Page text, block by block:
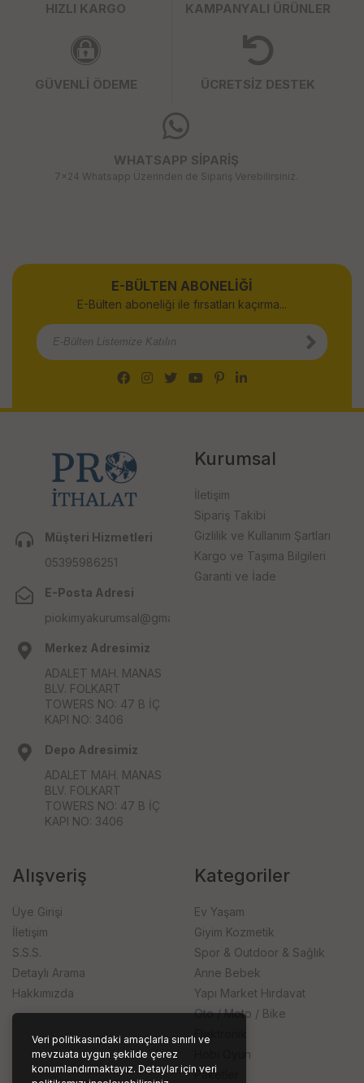
Veri politikasındaki amaçlarla sınırlı ve
mevzuata uygun şekilde çerez
konumlandırmaktayız. Detaylar için veri
HIZLI KARGO KAMPANYALI ÜRÜNLER
GÜVENLİ ÖDEME ÜCRETSİZ DESTEK
WHATSAPP SİPARİŞ
7x24 Whatsapp Üzerinden de Sipariş Verebilirsiniz.
E-BÜLTEN ABONELİĞİ
E-Bülten aboneliği ile fırsatları kaçırma...
Müşteri Hizmetleri
05395986251
E-Posta Adresi
piokimyakurumsal@gmail.com
Merkez Adresimiz
ADALET MAH. MANAS
BLV. FOLKART
TOWERS NO: 47 B İÇ
KAPI NO: 3406
Depo Adresimiz
ADALET MAH. MANAS
BLV. FOLKART
TOWERS NO: 47 B İÇ
KAPI NO: 3406
Kurumsal
İletişim
Sipariş Takibi
Gizlilik ve Kullanım Şartları
Kargo ve Taşıma Bilgileri
Garanti ve İade
Alışveriş
Üye Girişi
İletişim
S.S.S.
Detaylı Arama
Hakkımızda
Kategoriler
Ev Yaşam
Giyim Kozmetik
Spor & Outdoor & Sağlık
Anne Bebek
Yapı Market Hırdavat
Oto / Moto / Bike
Hobi Oyun
Paketler